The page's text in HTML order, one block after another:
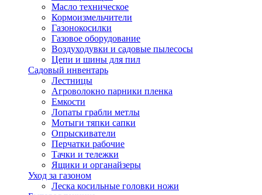
Масло техническое
Кормоизмельчители
Газонокосилки
Газовое оборудование
Воздуходувки и садовые пылесосы
Цепи и шины для пил
Садовый инвентарь
Лестницы
Агроволокно парники пленка
Емкости
Лопаты грабли метлы
Мотыги тяпки сапки
Опрыскиватели
Перчатки рабочие
Тачки и тележки
Ящики и органайзеры
Уход за газоном
Леска косильные головки ножи